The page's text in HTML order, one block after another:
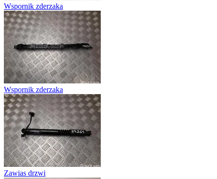
Wspornik zderzaka
Wspornik zderzaka
Zawias drzwi